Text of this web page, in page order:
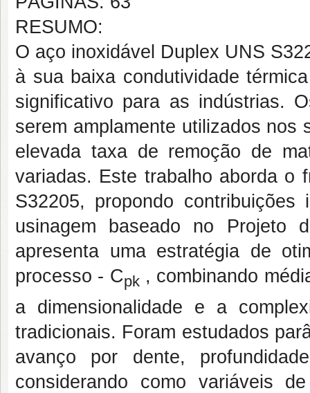
RESUMO:
O aço inoxidável Duplex UNS
à sua baixa condutividade
significativo para as indústrias.
serem amplamente utilizados
elevada taxa de remoção de
variadas. Este trabalho aborda o
S32205, propondo
usinagem baseado no Projeto
apresenta uma estratégia de
processo - Cpk, combinando
a dimensionalidade e a
tradicionais. Foram estudados
avanço por dente,
considerando como variáveis